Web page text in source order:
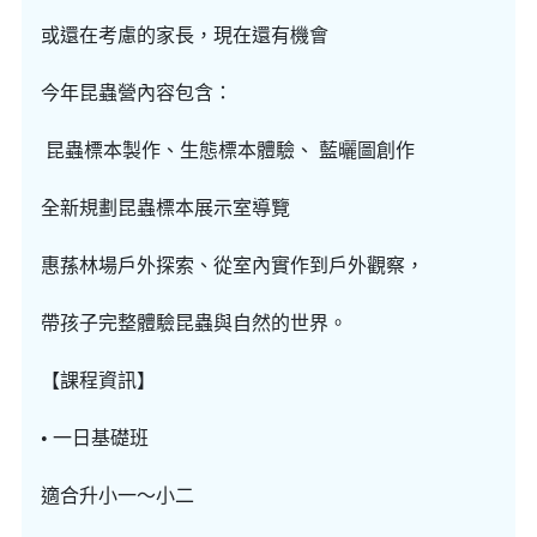
或還在考慮的家長，現在還有機會
今年昆蟲營內容包含：
昆蟲標本製作、生態標本體驗、 藍曬圖創作
全新規劃昆蟲標本展示室導覽
惠蓀林場戶外探索、從室內實作到戶外觀察，
帶孩子完整體驗昆蟲與自然的世界。
【課程資訊】
• 一日基礎班
適合升小一～小二